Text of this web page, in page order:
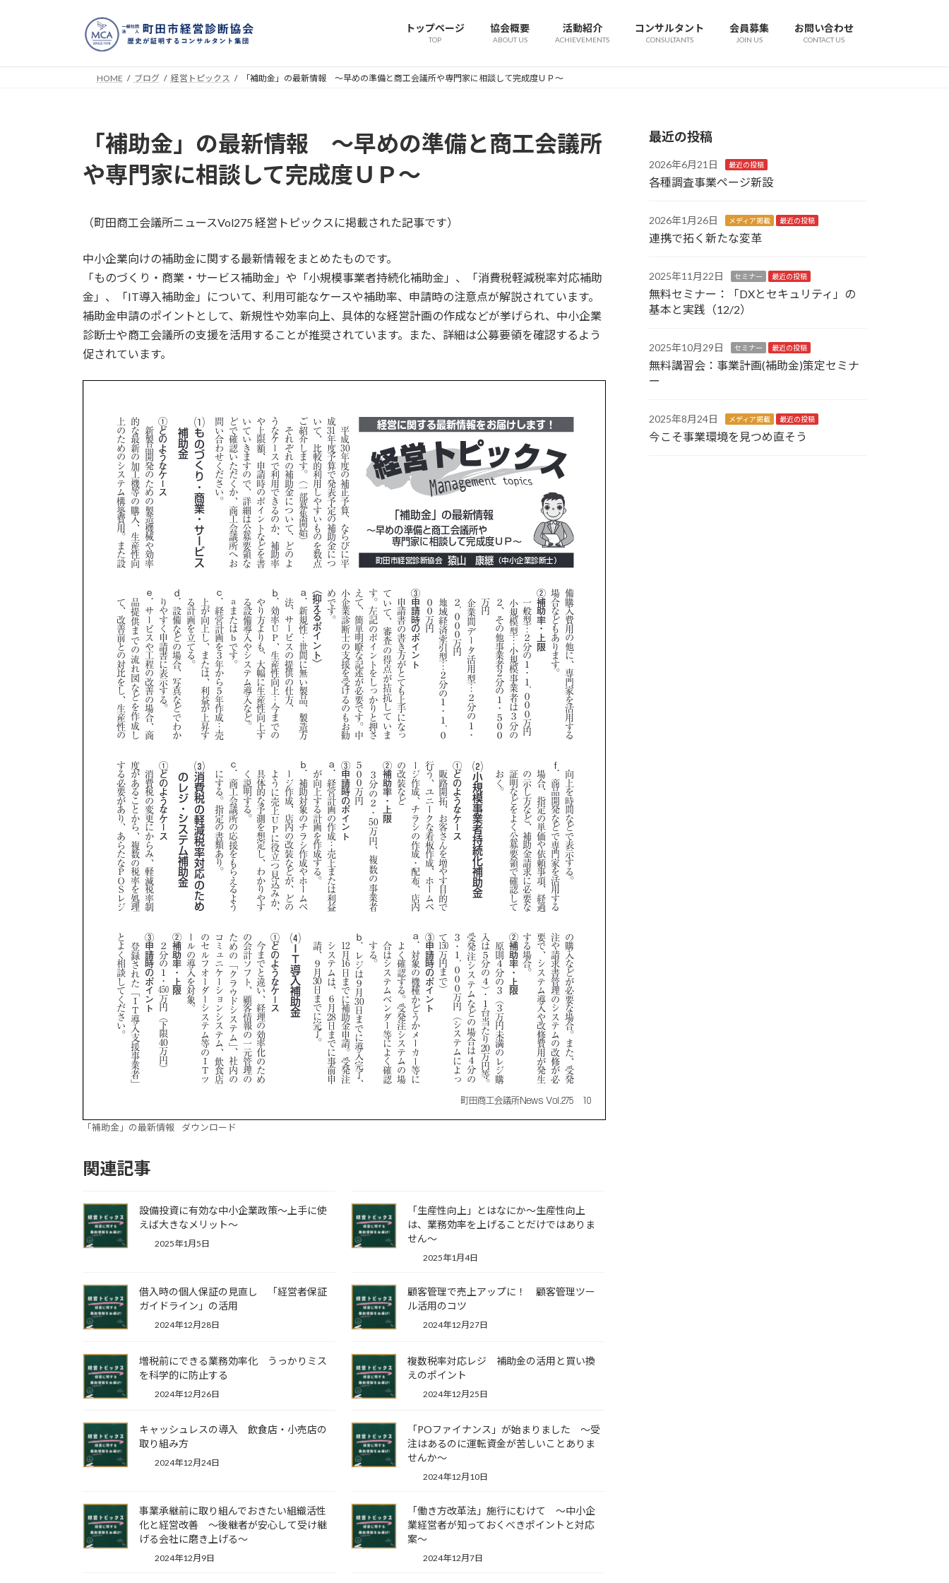
トップページ
TOP
協会概要
ABOUT US
活動紹介
ACHIEVEMENTS
コンサルタント
CONSULTANTS
会員募集
JOIN US
お問い合わせ
CONTACT US
HOME ブログ 経営トピックス 「補助金」の最新情報 ～早めの準備と商工会議所や専門家に相談して完成度ＵＰ～
「補助金」の最新情報 ～早めの準備と商工会議所
や専門家に相談して完成度ＵＰ～
（町田商工会議所ニュースVol275 経営トピックスに掲載された記事です）
中小企業向けの補助金に関する最新情報をまとめたものです。
「ものづくり・商業・サービス補助金」や「小規模事業者持続化補助金」、「消費税軽減税率対応補助
金」、「IT導入補助金」について、利用可能なケースや補助率、申請時の注意点が解説されています。
補助金申請のポイントとして、新規性や効率向上、具体的な経営計画の作成などが挙げられ、中小企業
診断士や商工会議所の支援を活用することが推奨されています。また、詳細は公募要領を確認するよう
促されています。
「補助金」の最新情報 ダウンロード
関連記事
設備投資に有効な中小企業政策～上手に使
えば大きなメリット～
2025年1月5日
「生産性向上」とはなにか～生産性向上
は、業務効率を上げることだけではありま
せん～
2025年1月4日
借入時の個人保証の見直し 「経営者保証
ガイドライン」の活用
2024年12月28日
顧客管理で売上アップに！ 顧客管理ツー
ル活用のコツ
2024年12月27日
増税前にできる業務効率化 うっかりミス
を科学的に防止する
2024年12月26日
複数税率対応レジ 補助金の活用と買い換
えのポイント
2024年12月25日
キャッシュレスの導入 飲食店・小売店の
取り組み方
2024年12月24日
「POファイナンス」が始まりました ～受
注はあるのに運転資金が苦しいことありま
せんか～
2024年12月10日
事業承継前に取り組んでおきたい組織活性
化と経営改善 ～後継者が安心して受け継
げる会社に磨き上げる～
2024年12月9日
「働き方改革法」施行にむけて ～中小企
業経営者が知っておくべきポイントと対応
案～
2024年12月7日
最近の投稿
2026年6月21日 最近の投稿
各種調査事業ページ新設
2026年1月26日 メディア掲載 最近の投稿
連携で拓く新たな変革
2025年11月22日 セミナー 最近の投稿
無料セミナー：「DXとセキュリティ」の
基本と実践（12/2）
2025年10月29日 セミナー 最近の投稿
無料講習会：事業計画(補助金)策定セミナ
ー
2025年8月24日 メディア掲載 最近の投稿
今こそ事業環境を見つめ直そう